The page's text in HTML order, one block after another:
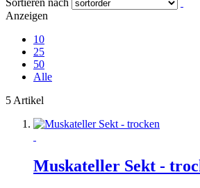
Anzeigen
10
25
50
Alle
5 Artikel
Muskateller Sekt -